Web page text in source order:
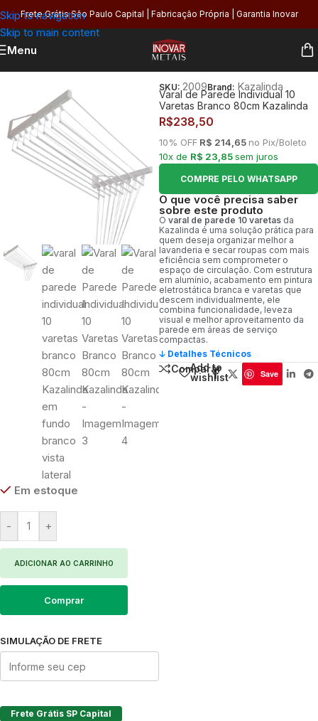
Skip to navigation
Skip to main content
Frete Grátis São Paulo Capital | Fabricação Própria | Garantia Inovar
Menu
Em estoque
- +
ADICIONAR AO CARRINHO
Comprar
SIMULAÇÃO DE FRETE
Frete Grátis SP Capital
SKU: 2009Brand: Kazalinda
Varal de Parede Individual 10
Varetas Branco 80cm Kazalinda
R$238,50
10% OFF R$ 214,65 no Pix/Boleto
10x de R$ 23,85sem juros
COMPRE PELO WHATSAPP
O que você precisa saber
sobre este produto
O varal de parede 10 varetas da
Kazalinda é uma solução prática para
quem deseja organizar melhor a
lavanderia e secar roupas com mais
eficiência sem comprometer o
espaço de circulação. Com estrutura
em alumínio, acabamento em pintura
eletrostática branca e varetas que
descem individualmente, ele
combina funcionalidade, leveza
visual e melhor aproveitamento da
parede em áreas de serviço
compactas.
🡣 Detalhes Técnicos
Comparar
Add to
wishlist
Save